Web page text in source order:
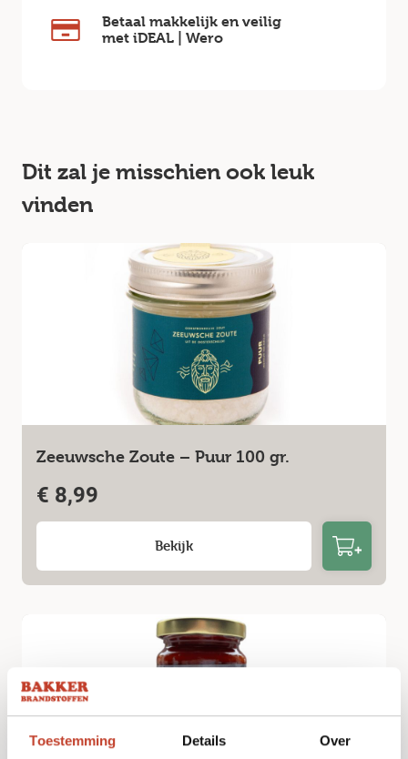
Toestemming Details Over
Betaal makkelijk en veilig
met iDEAL | Wero
Dit zal je misschien ook leuk
vinden
Zeeuwsche Zoute – Puur 100 gr.
€ 8,99
Bekijk